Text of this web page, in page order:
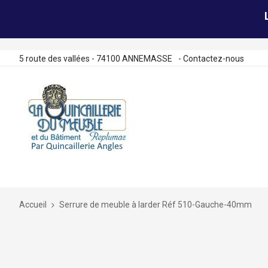
5 route des vallées - 74100 ANNEMASSE - Contactez-nous
Accueil Serrure de meuble à larder Réf 510-Gauche-40mm